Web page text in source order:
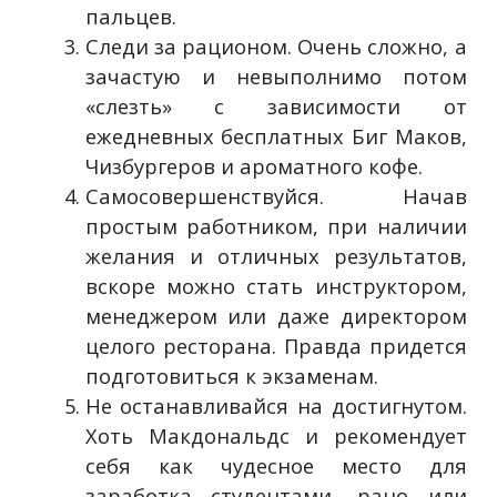
пальцев.
Следи за рационом. Очень сложно, а
зачастую и невыполнимо потом
«слезть» с зависимости от
ежедневных бесплатных Биг Маков,
Чизбургеров и ароматного кофе.
Самосовершенствуйся. Начав
простым работником, при наличии
желания и отличных результатов,
вскоре можно стать инструктором,
менеджером или даже директором
целого ресторана. Правда придется
подготовиться к экзаменам.
Не останавливайся на достигнутом.
Хоть Макдональдс и рекомендует
себя как чудесное место для